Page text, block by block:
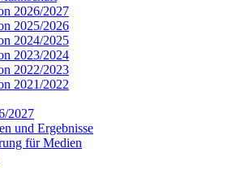
2026/2027
2025/2026
2024/2025
2023/2024
2022/2023
2021/2022
2027
und Ergebnisse
für Medien